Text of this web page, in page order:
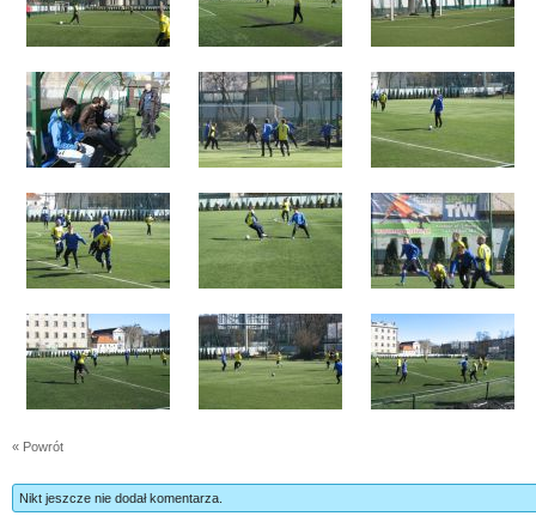
« Powrót
Nikt jeszcze nie dodał komentarza.